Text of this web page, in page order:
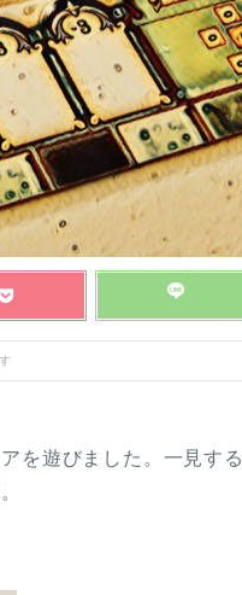
を遊びました。一見する